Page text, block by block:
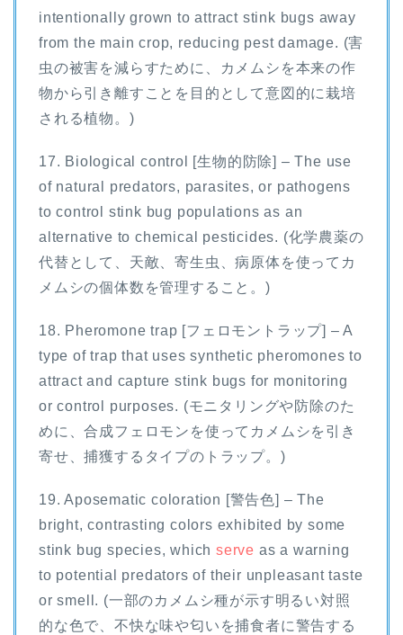
intentionally grown to attract stink bugs away
from the main crop, reducing pest damage. (害
虫の被害を減らすために、カメムシを本来の作
物から引き離すことを目的として意図的に栽培
される植物。)
17. Biological control [生物的防除] – The use
of natural predators, parasites, or pathogens
to control stink bug populations as an
alternative to chemical pesticides. (化学農薬の
代替として、天敵、寄生虫、病原体を使ってカ
メムシの個体数を管理すること。)
18. Pheromone trap [フェロモントラップ] – A
type of trap that uses synthetic pheromones to
attract and capture stink bugs for monitoring
or control purposes. (モニタリングや防除のた
めに、合成フェロモンを使ってカメムシを引き
寄せ、捕獲するタイプのトラップ。)
19. Aposematic coloration [警告色] – The
bright, contrasting colors exhibited by some
stink bug species, whichserve as a warning
to potential predators of their unpleasant taste
or smell. (一部のカメムシ種が示す明るい対照
的な色で、不快な味や匂いを捕食者に警告する